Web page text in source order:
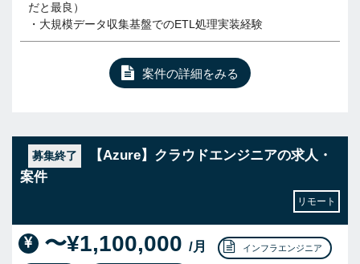
だと最良）
・大規模データ収集基盤でのETL処理実装経験
案件の詳細をみる
募集終了
【Azure】クラウドエンジニアの求人・
案件
リモート
〜¥1,100,000 /月 インフラエンジニア